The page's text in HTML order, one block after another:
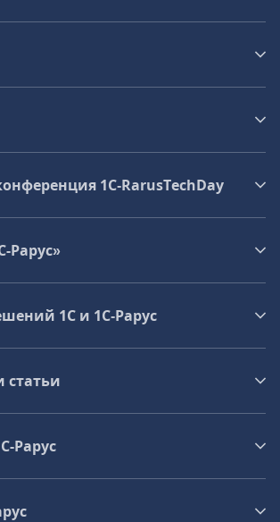
1C‑RarusTechDay
Рарус»
1С и 1С‑Рарус
статьи
Рарус